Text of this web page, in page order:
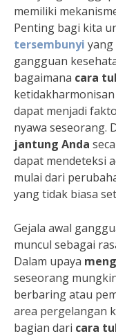
memiliki
Penting bagi kita
tersembunyi yang
gangguan
bagaimana cara
dapat menjadi
nyawa seseorang.
jantung Anda
dapat mendeteksi
mulai dari
yang tidak biasa
Gejala awal
muncul sebagai
Dalam upaya
seseorang
berbaring atau
area pergelangan
bagian dari cara